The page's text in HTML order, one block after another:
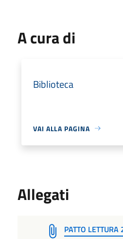
A cura di
Biblioteca
VAI ALLA PAGINA
Allegati
PATTO